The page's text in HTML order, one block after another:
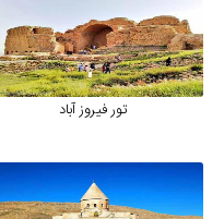
تور فیروز آباد